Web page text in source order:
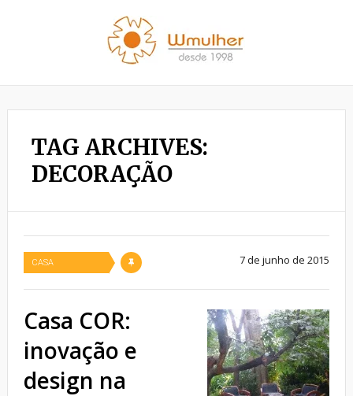
TAG ARCHIVES:
DECORAÇÃO
CASA 7 de junho de 2015
Casa COR:
inovação e
design na